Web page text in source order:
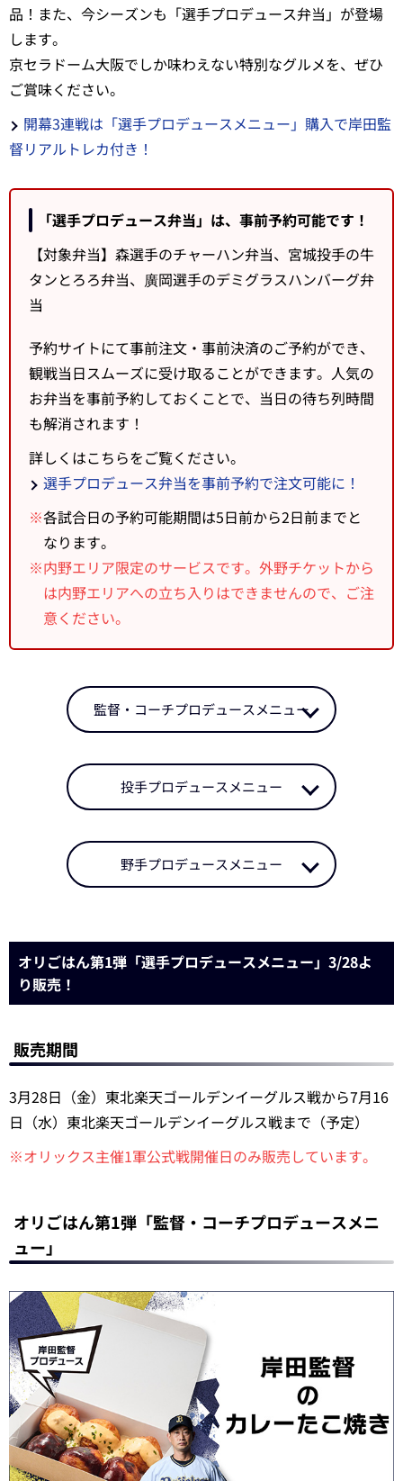
品！また、今シーズンも「選手プロデュース弁当」が登場
します。
京セラドーム大阪でしか味わえない特別なグルメを、ぜひ
ご賞味ください。
開幕3連戦は「選手プロデュースメニュー」購入で岸田監
督リアルトレカ付き！
「選手プロデュース弁当」は、事前予約可能です！
【対象弁当】森選手のチャーハン弁当、宮城投手の牛
タンとろろ弁当、廣岡選手のデミグラスハンバーグ弁
当
予約サイトにて事前注文・事前決済のご予約ができ、
観戦当日スムーズに受け取ることができます。人気の
お弁当を事前予約しておくことで、当日の待ち列時間
も解消されます！
詳しくはこちらをご覧ください。
選手プロデュース弁当を事前予約で注文可能に！
※各試合日の予約可能期間は5日前から2日前までと
なります。
※内野エリア限定のサービスです。外野チケットから
は内野エリアへの立ち入りはできませんので、ご注
意ください。
監督・コーチプロデュースメニュー
投手プロデュースメニュー
野手プロデュースメニュー
オリごはん第1弾「選手プロデュースメニュー」3/28よ
り販売！
販売期間
3月28日（金）東北楽天ゴールデンイーグルス戦から7月16
日（水）東北楽天ゴールデンイーグルス戦まで（予定）
※オリックス主催1軍公式戦開催日のみ販売しています。
オリごはん第1弾「監督・コーチプロデュースメニ
ュー」